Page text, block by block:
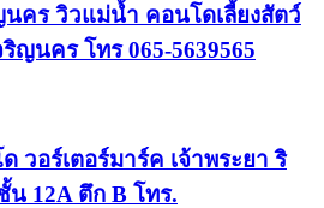
คร วิวแม่น้ำ คอนโดเลี้ยงสัตว์
ญนคร โทร 065-5639565
วอร์เตอร์มาร์ค เจ้าพระยา ริ
น 12A ตึก B โทร.